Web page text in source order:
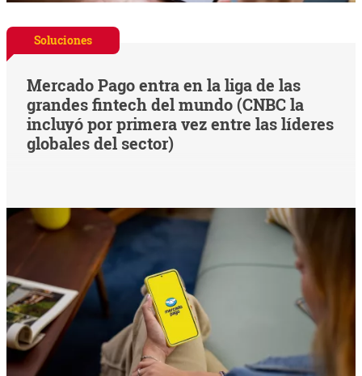
Soluciones
Mercado Pago entra en la liga de las
grandes fintech del mundo (CNBC la
incluyó por primera vez entre las líderes
globales del sector)